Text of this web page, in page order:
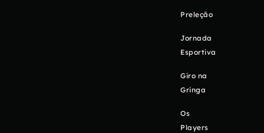
Preleção
Jornada
Esportiva
Giro na
Gringa
Os
Players